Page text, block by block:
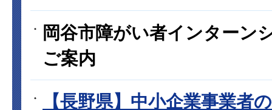
岡谷市障がい者インターン
ご案内
【長野県】中小企業事業者